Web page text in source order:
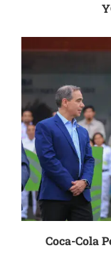
Coca-Cola